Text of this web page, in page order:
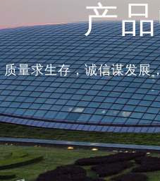
产
质量求生存，诚信谋发展